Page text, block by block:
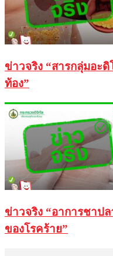
ข่าวจริง “สารกลุ่มอะ
ท้อง”
ข่าวจริง “อาการชาป
ของโรคร้าย”